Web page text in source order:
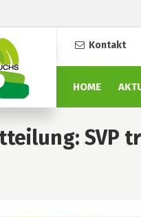
Kontakt
HOME
SVP